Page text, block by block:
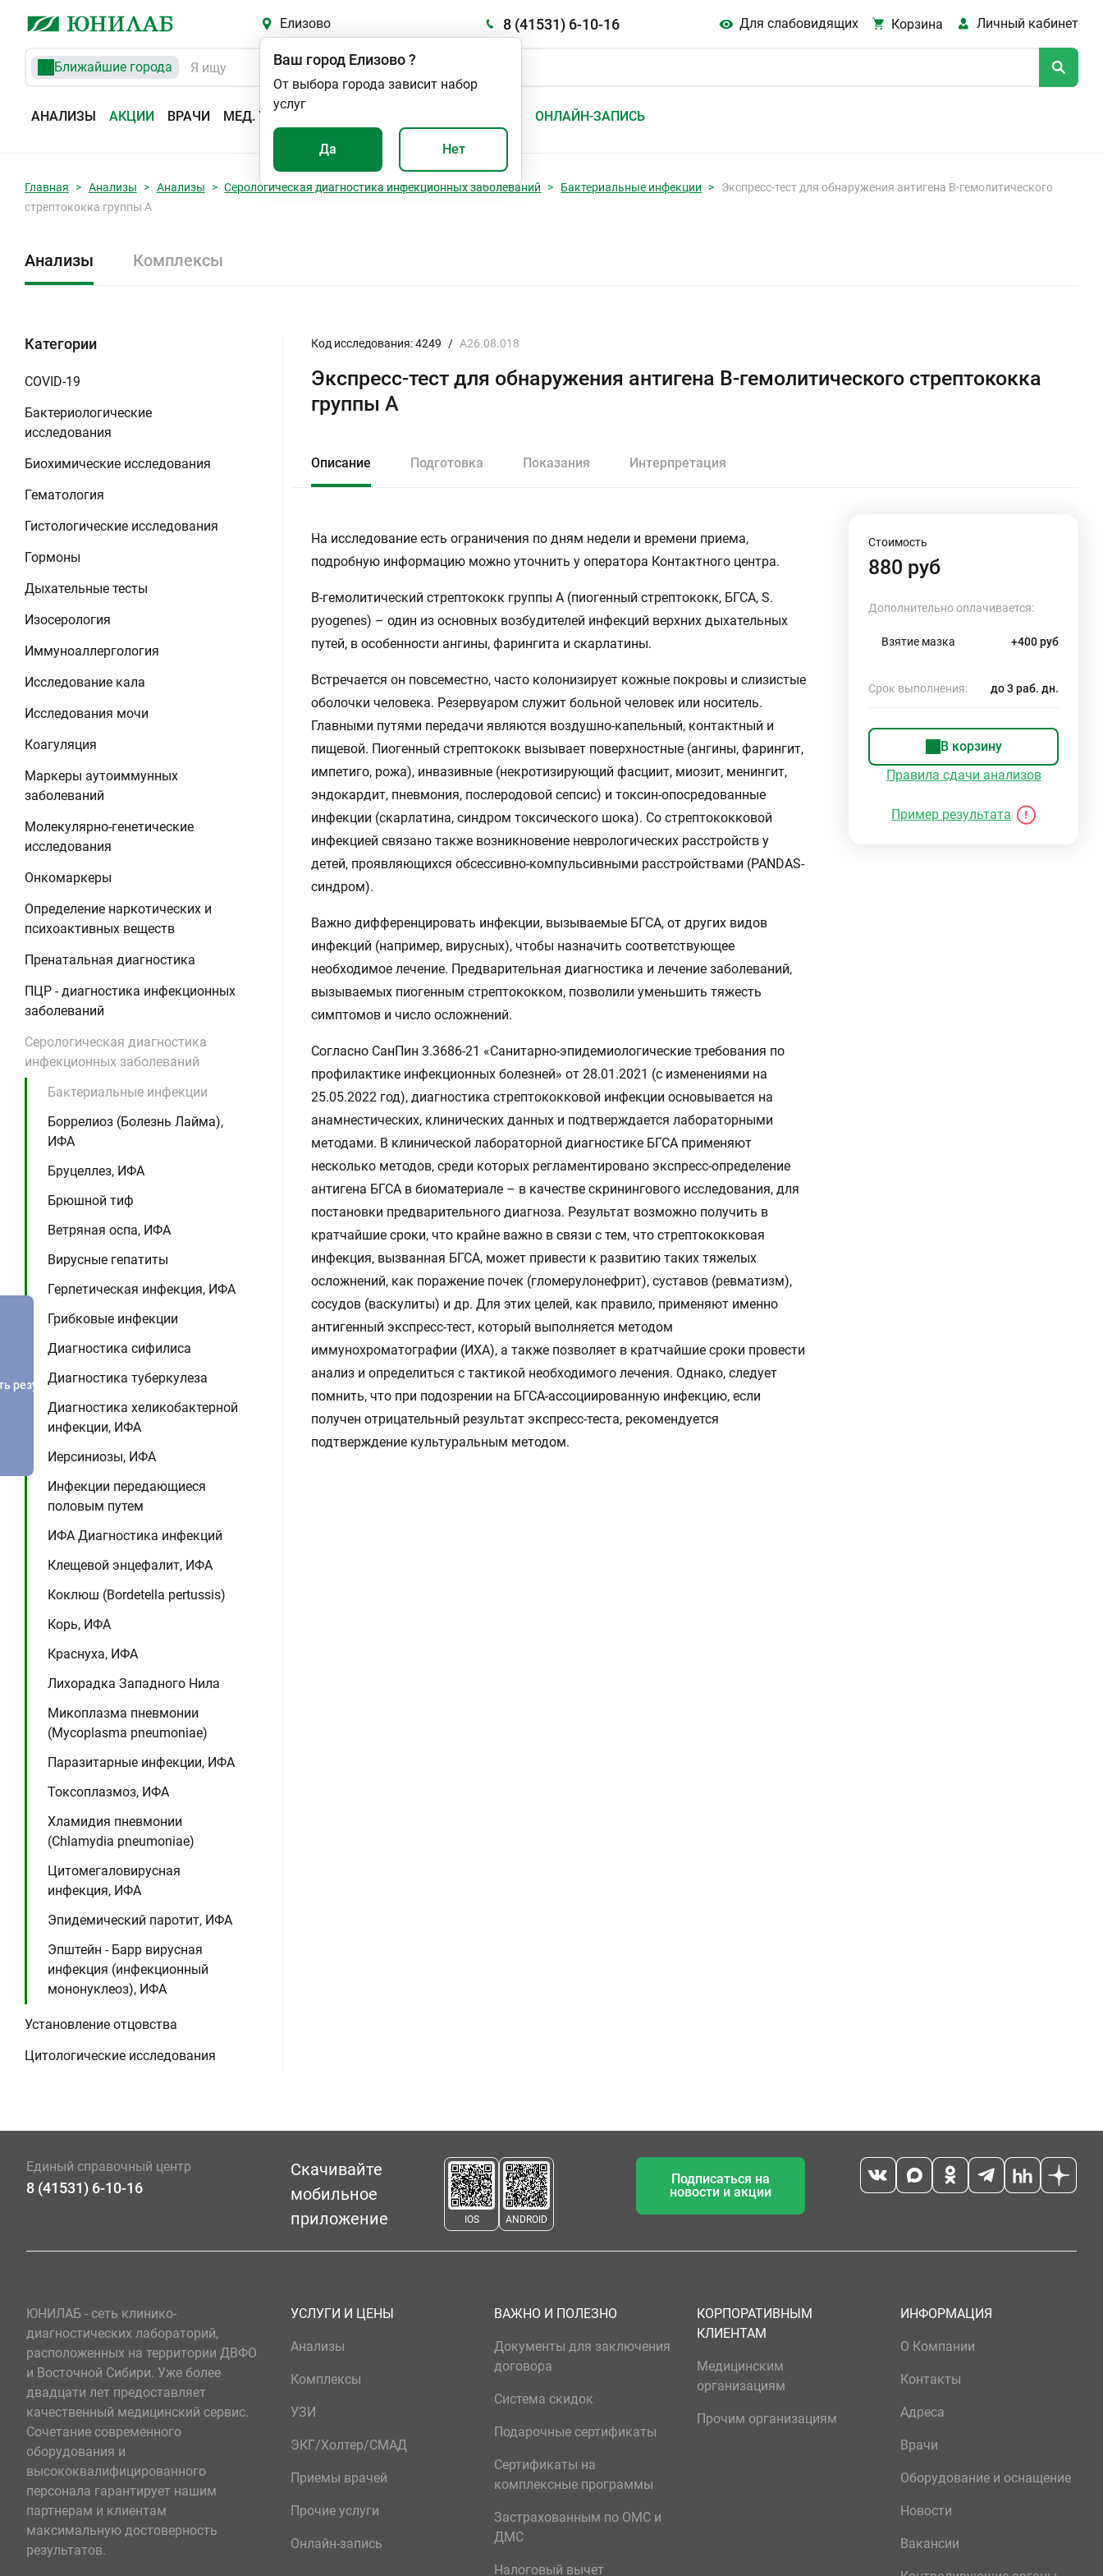
Елизово 8 (41531) 6-10-16 Для слабовидящих Корзина Личный кабинет
Ближайшие города
АНАЛИЗЫ АКЦИИ ВРАЧИ МЕД. УСЛУГИ ОНЛАЙН-ЗАПИСЬ
Ваш город Елизово?
От выбора города зависит набор
услуг
Да Нет
Главная Анализы Анализы Серологическая диагностика инфекционных заболеваний Бактериальные инфекции
Экспресс-тест для обнаружения антигена В-гемолитического
стрептококка группы А
Анализы Комплексы
Категории
COVID-19
Бактериологические
исследования
Биохимические исследования
Гематология
Гистологические исследования
Гормоны
Дыхательные тесты
Изосерология
Иммуноаллергология
Исследование кала
Исследования мочи
Коагуляция
Маркеры аутоиммунных
заболеваний
Молекулярно-генетические
исследования
Онкомаркеры
Определение наркотических и
психоактивных веществ
Пренатальная диагностика
ПЦР - диагностика инфекционных
заболеваний
Серологическая диагностика
инфекционных заболеваний
Бактериальные инфекции
Боррелиоз (Болезнь Лайма),
ИФА
Бруцеллез, ИФА
Брюшной тиф
Ветряная оспа, ИФА
Вирусные гепатиты
Герпетическая инфекция, ИФА
Грибковые инфекции
Диагностика сифилиса
Диагностика туберкулеза
Диагностика хеликобактерной
инфекции, ИФА
Иерсиниозы, ИФА
Инфекции передающиеся
половым путем
ИФА Диагностика инфекций
Клещевой энцефалит, ИФА
Коклюш (Bordetella pertussis)
Корь, ИФА
Краснуха, ИФА
Лихорадка Западного Нила
Микоплазма пневмонии
(Mycoplasma pneumoniae)
Паразитарные инфекции, ИФА
Токсоплазмоз, ИФА
Хламидия пневмонии
(Chlamydia pneumoniae)
Цитомегаловирусная
инфекция, ИФА
Эпидемический паротит, ИФА
Эпштейн - Барр вирусная
инфекция (инфекционный
мононуклеоз), ИФА
Установление отцовства
Цитологические исследования
Код исследования: 4249 / A26.08.018
Экспресс-тест для обнаружения антигена В-гемолитического стрептококка
группы А
Описание Подготовка Показания Интерпретация
На исследование есть ограничения по дням недели и времени приема,
подробную информацию можно уточнить у оператора Контактного центра.
В-гемолитический стрептококк группы А (пиогенный стрептококк, БГСА, S.
pyogenes) – один из основных возбудителей инфекций верхних дыхательных
путей, в особенности ангины, фарингита и скарлатины.
Встречается он повсеместно, часто колонизирует кожные покровы и слизистые
оболочки человека. Резервуаром служит больной человек или носитель.
Главными путями передачи являются воздушно-капельный, контактный и
пищевой. Пиогенный стрептококк вызывает поверхностные (ангины, фарингит,
импетиго, рожа), инвазивные (некротизирующий фасциит, миозит, менингит,
эндокардит, пневмония, послеродовой сепсис) и токсин-опосредованные
инфекции (скарлатина, синдром токсического шока). Со стрептококковой
инфекцией связано также возникновение неврологических расстройств у
детей, проявляющихся обсессивно-компульсивными расстройствами (PANDAS-
синдром).
Важно дифференцировать инфекции, вызываемые БГСА, от других видов
инфекций (например, вирусных), чтобы назначить соответствующее
необходимое лечение. Предварительная диагностика и лечение заболеваний,
вызываемых пиогенным стрептококком, позволили уменьшить тяжесть
симптомов и число осложнений.
Согласно СанПин 3.3686-21 «Санитарно-эпидемиологические требования по
профилактике инфекционных болезней» от 28.01.2021 (с изменениями на
25.05.2022 год), диагностика стрептококковой инфекции основывается на
анамнестических, клинических данных и подтверждается лабораторными
методами. В клинической лабораторной диагностике БГСА применяют
несколько методов, среди которых регламентировано экспресс-определение
антигена БГСА в биоматериале – в качестве скринингового исследования, для
постановки предварительного диагноза. Результат возможно получить в
кратчайшие сроки, что крайне важно в связи с тем, что стрептококковая
инфекция, вызванная БГСА, может привести к развитию таких тяжелых
осложнений, как поражение почек (гломерулонефрит), суставов (ревматизм),
сосудов (васкулиты) и др. Для этих целей, как правило, применяют именно
антигенный экспресс-тест, который выполняется методом
иммунохроматографии (ИХА), а также позволяет в кратчайшие сроки провести
анализ и определиться с тактикой необходимого лечения. Однако, следует
помнить, что при подозрении на БГСА-ассоциированную инфекцию, если
получен отрицательный результат экспресс-теста, рекомендуется
подтверждение культуральным методом.
Стоимость
880 руб
Дополнительно оплачивается:
Взятие мазка +400 руб
Срок выполнения: до 3 раб. дн.
В корзину
Правила сдачи анализов
Пример результата
результатов
Единый справочный центр
8 (41531) 6-10-16
Скачивайте
мобильное
приложение
IOS ANDROID
Подписаться на
новости и акции
ЮНИЛАБ - сеть клинико-
диагностических лабораторий,
расположенных на территории ДВФО
и Восточной Сибири. Уже более
двадцати лет предоставляет
качественный медицинский сервис.
Сочетание современного
оборудования и
высококвалифицированного
персонала гарантирует нашим
партнерам и клиентам
максимальную достоверность
результатов.
УСЛУГИ И ЦЕНЫ
Анализы
Комплексы
УЗИ
ЭКГ/Холтер/СМАД
Приемы врачей
Прочие услуги
Онлайн-запись
ВАЖНО И ПОЛЕЗНО
Документы для заключения
договора
Система скидок
Подарочные сертификаты
Сертификаты на
комплексные программы
Застрахованным по ОМС и
ДМС
Налоговый вычет
КОРПОРАТИВНЫМ
КЛИЕНТАМ
Медицинским
организациям
Прочим организациям
ИНФОРМАЦИЯ
О Компании
Контакты
Адреса
Врачи
Оборудование и оснащение
Новости
Вакансии